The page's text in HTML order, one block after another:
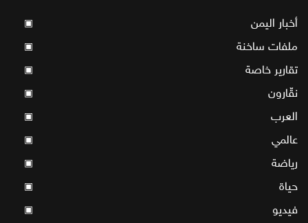
أخبار اليمن ▣
ملفات ساخنة ▣
تقارير خاصة ▣
نقّارون ▣
العرب ▣
عالمي ▣
رياضة ▣
حياة ▣
فيديو ▣